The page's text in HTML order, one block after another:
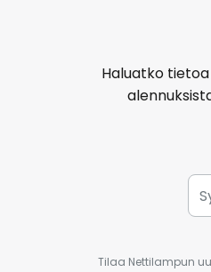
Haluatko
Tilaa Nettilampun